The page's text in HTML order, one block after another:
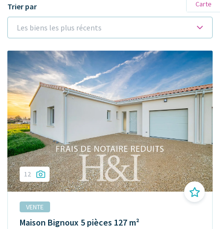
Carte
Trier par
Les biens les plus récents
12
VENTE
Maison Bignoux 5 pièces 127 m²